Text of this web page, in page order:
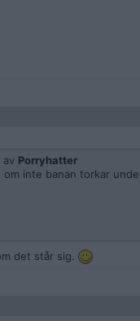
av Porryhatter
inte banan torkar
det står sig.